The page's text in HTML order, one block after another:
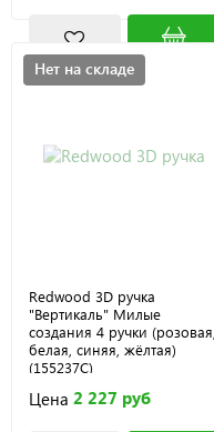
Нет на складе
Redwood 3D ручка
"Вертикаль" Милые
создания 4 ручки (розовая,
белая, синяя, жёлтая)
(155237C)
Цена 2 227 руб